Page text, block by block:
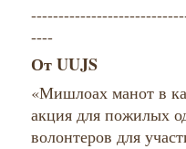
----
От UUJS
«Мишлоах манот в
акция для пожилых
волонтеров для